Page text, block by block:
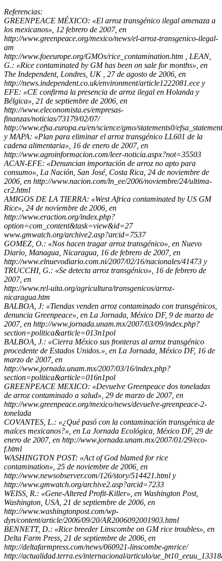
Referencias:
GREENPEACE MÉXICO: «El arroz transgénico ilegal amenaza a
los mexicanos», 12 febrero de 2007, en
http://www.greenpeace.org/mexico/news/el-arroz-transgenico-ilegal-
am
http://www.foeeurope.org/GMOs/rice_contamination.htm , LEAN,
G.: «Rice contaminated by GM has been on sale for months», en
The Independent, Londres, UK , 27 de agosto de 2006, en
http://news.independent.co.uk/environment/article1222081.ece y
EFE: «CE confirma la presencia de arroz ilegal en Holanda y
Bélgica», 21 de septiembre de 2006, en
http://www.eleconomista.es/empresas-
finanzas/noticias/73179/02/07/
http://www.efsa.europa.eu/en/science/gmo/statements0/
y MAPA: «Plan para eliminar el arroz transgénico LL601 de la
cadena alimentaria», 16 de enero de 2007, en
http://www.agroinformacion.com/leer-noticia.aspx?not=35503
ACAN-EFE: «Denuncian importación de arroz no apto para
consumo», La Nación, San José, Costa Rica, 24 de noviembre de
2006, en http://www.nacion.com/ln_ee/2006/noviembre/24/ultima-
cr2.html
AMIGOS DE LA TIERRA: «West Africa contaminated by US GM
Rice», 24 de noviembre de 2006, en
http://www.eraction.org/index.php?
option=com_content&task=view&id=27
www.gmwatch.org/archive2.asp?arcid=7537
GOMEZ, O.: «Nos hacen tragar arroz transgénico», en Nuevo
Diario, Managua, Nicaragua, 16 de febrero de 2007, en
http://www.elnuevodiario.com.ni/2007/02/16/nacionales/41473 y
TRUCCHI, G.: «Se detecta arroz transgénico», 16 de febrero de
2007, en
http://www.rel-uita.org/agricultura/transgenicos/arroz-
nicaragua.htm
BALBOA, J: «Tiendas venden arroz contaminado con transgénicos,
denuncia Greenpeace», en La Jornada, México DF, 9 de marzo de
2007, en http://www.jornada.unam.mx/2007/03/09/index.php?
section=politica&article=013n1pol
BALBOA, J.: «Cierra México sus fronteras al arroz transgénico
procedente de Estados Unidos.», en La Jornada, México DF, 16 de
marzo de 2007, en
http://www.jornada.unam.mx/2007/03/16/index.php?
section=politica&article=016n1pol
GREENPEACE MEXICO: «Devuelve Greenpeace dos toneladas
de arroz contaminado a salud», 29 de marzo de 2007, en
http://www.greenpeace.org/mexico/news/devuelve-greenpeace-2-
tonelada
COVANTES, L.: «¿Qué pasó con la contaminación transgénica de
maíces mexicanos?», en La Jornada Ecológica, México DF, 29 de
enero de 2007, en http://www.jornada.unam.mx/2007/01/29/eco-
f.html
WASHINGTON POST: «Act of God blamed for rice
contamination», 25 de noviembre de 2006, en
http://www.newsobserver.com/126/story/514421.html y
http://www.gmwatch.org/archive2.asp?arcid=7233
WEISS, R.: «Gene-Altered Profit-Killer», en Washington Post,
Washington, USA, 21 de septiembre de 2006, en
http://www.washingtonpost.com/wp-
dyn/content/article/2006/09/20/AR2006092001903.html
BENNETT, D.: «Rice breeder Linscombe on GM rice troubles», en
Delta Farm Press, 21 de septiembre de 2006, en
http://deltafarmpress.com/news/060921-linscombe-gmrice/
http://actualidad.terra.es/internacional/articulo/